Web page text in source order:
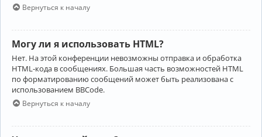
Вернуться к началу
Могу ли я использовать HTML?
Нет. На этой конференции невозможны отправка и обработка
HTML-кода в сообщениях. Большая часть возможностей HTML
по форматированию сообщений может быть реализована с
использованием BBCode.
Вернуться к началу